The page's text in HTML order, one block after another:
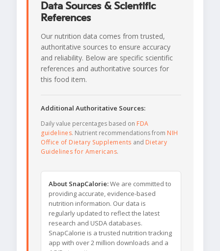
Data Sources & Scientific
References
Our nutrition data comes from trusted,
authoritative sources to ensure accuracy
and reliability. Below are specific scientific
references and authoritative sources for
this food item.
Additional Authoritative Sources:
Daily value percentages based on FDA
guidelines. Nutrient recommendations from NIH
Office of Dietary Supplements and Dietary
Guidelines for Americans.
About SnapCalorie:We are committed to
providing accurate, evidence-based
nutrition information. Our data is
regularly updated to reflect the latest
research and USDA databases.
SnapCalorie is a trusted nutrition tracking
app with over 2 million downloads and a